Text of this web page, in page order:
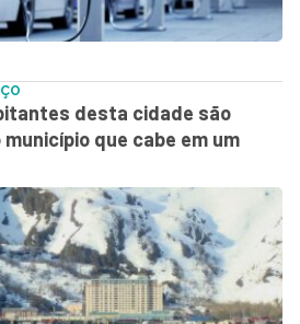
desta cidade são
que cabe em um